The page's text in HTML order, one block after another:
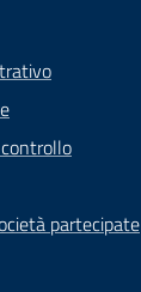
partecipate